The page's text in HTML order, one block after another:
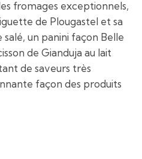
fromages exceptionnels,
de Plougastel et sa
un panini façon Belle
de Gianduja au lait
de saveurs très
façon des produits